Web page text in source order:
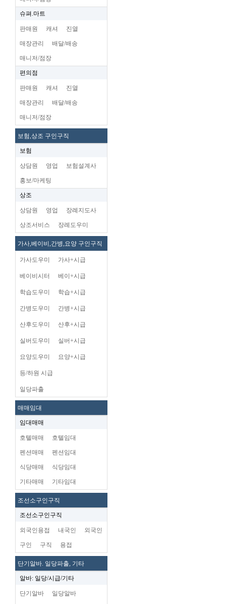
슈펴.마트
판매원 캐셔 진열
매장관리 배달/배송
매니저/점장
편의점
판매원 캐셔 진열
매장관리 배달/배송
매니저/점장
보험,상조 구인구직
보험
상담원 영업 보험설계사
홍보/마케팅
상조
상담원 영업 장례지도사
상조서비스 장례도우미
가사,베이비,간병,요양 구인구직
가사도우미 가사+시급
베이비시터 베이+시급
학습도우미 학습+시급
간병도우미 간병+시급
산후도우미 산후+시급
실버도우미 실버+시급
요양도우미 요양+시급
등/하원 시급
일당파출
매매임대
임대매매
호텔매매 호텔임대
펜션매매 펜션임대
식당매매 식당임대
기타매매 기타임대
조선소구인구직
조선소구인구직
외국인용접 내국인 외국인
구인 구직 용접
단기알바. 일당파출, 기타
알바: 일당/시급/기타
단기알바 일당알바